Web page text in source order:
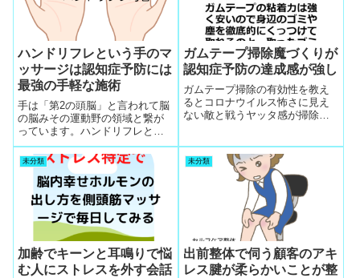
みを軽減する研究にいそしんで
います。研究途上ですがこの点
眼薬の痒み解消のマッサージ開
発に熱中です。
ハンドリフレという手のマ
ッサージは認知症予防には
最強の手軽な施術
手は「第2の頭脳」と言われて脳
の脳みその運動野の領域と繋が
っています。ハンドリフレとい
う手のマッサージは認知症予防
に最強のマッサージで手軽にで
きるので、高齢者のお客さんを
どんどん増やせる動員理由に事
欠きません。要はこの道理を知
って整体初心者が行動すればい
いんです。サクセスロードにつ
ながる夢の実現の最短コースが
可能です。
ガムテープ掃除魔づくりが
認知症予防の達成感が強し
ガムテープ掃除の有効性を教え
るとコロナウイルス怖さに見え
ない敵と戦うヤッタ感が掃除魔
達成感が強くてヒット
未分類
加齢でキーンと耳鳴りで悩
む人にストレスを外す会話
未分類
出前整体で伺う顧客のアキ
レス腱が柔らかいことが整